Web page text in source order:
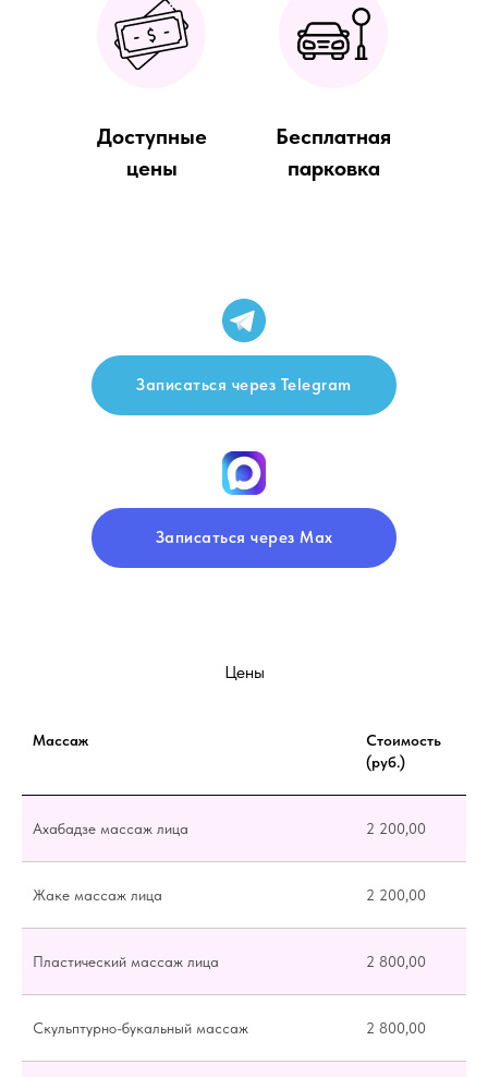
Доступные
цены
Бесплатная
парковка
Записаться через Max
Записаться через Telegram
Цены
Массаж
Стоимость
(руб.)
Ахабадзе массаж лица 2 200,00
Жаке массаж лица 2 200,00
Пластический массаж лица 2 800,00
Скульптурно-букальный массаж 2 800,00